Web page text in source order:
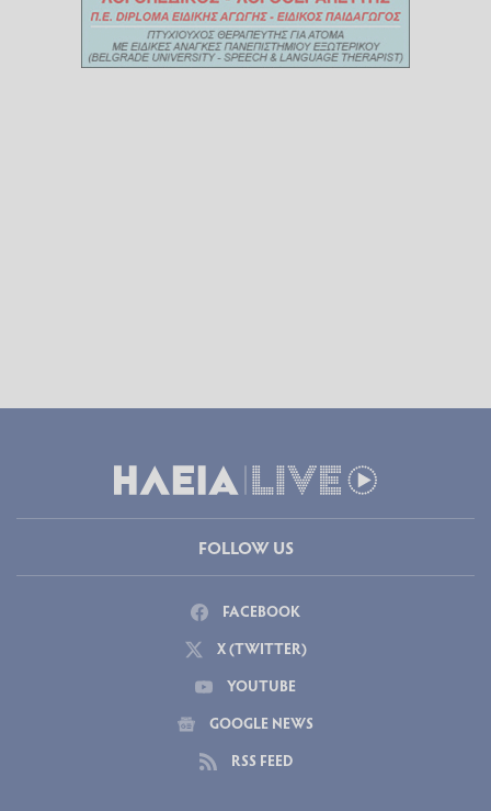
FOLLOW US
FACEBOOK
X (TWITTER)
YOUTUBE
GOOGLE NEWS
RSS FEED